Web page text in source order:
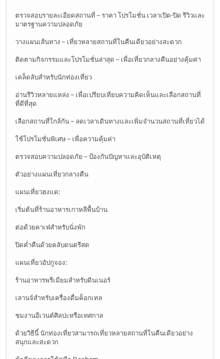
ตรวจสอบรายละเอียดสถานที่ – ราคา โปรโมชั่น เวลาเปิด-ปิด รีวิวและ
มาตรฐานความปลอดภัย
วางแผนเส้นทาง – เที่ยวหลายสถานที่ในคืนเดียวอย่างสะดวก
ติดตามกิจกรรมและโปรโมชั่นล่าสุด – เพื่อเที่ยวกลางคืนอย่างคุ้มค่า
เคล็ดลับสำหรับนักท่องเที่ยว
อ่านรีวิวหลายแหล่ง – เพื่อเปรียบเทียบความคิดเห็นและเลือกสถานที่
ที่ดีที่สุด
เลือกสถานที่ใกล้กัน – ลดเวลาเดินทางและเพิ่มจำนวนสถานที่เที่ยวได้
ใช้โปรโมชั่นพิเศษ – เพื่อความคุ้มค่า
ตรวจสอบความปลอดภัย – ป้องกันปัญหาและอุบัติเหตุ
ตัวอย่างแผนเที่ยวกลางคืน
แผนเที่ยวฮงแด:
เริ่มต้นที่ร้านอาหารเกาหลีพื้นบ้าน
ต่อด้วยคาเฟ่สำหรับนั่งพัก
ปิดค่ำคืนด้วยคลับดนตรีสด
แผนเที่ยวอัปกูจอง:
ร้านอาหารพรีเมียมสำหรับดินเนอร์
เลานจ์สำหรับเครื่องดื่มค็อกเทล
ชมงานอีเวนต์ศิลปะหรือเทศกาล
ด้วยวิธีนี้ นักท่องเที่ยวสามารถเที่ยวหลายสถานที่ในคืนเดียวอย่าง
สนุกและสะดวก